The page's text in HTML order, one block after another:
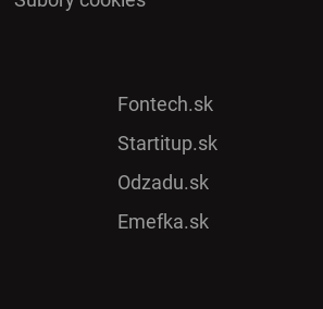
Fontech.sk
Startitup.sk
Odzadu.sk
Emefka.sk